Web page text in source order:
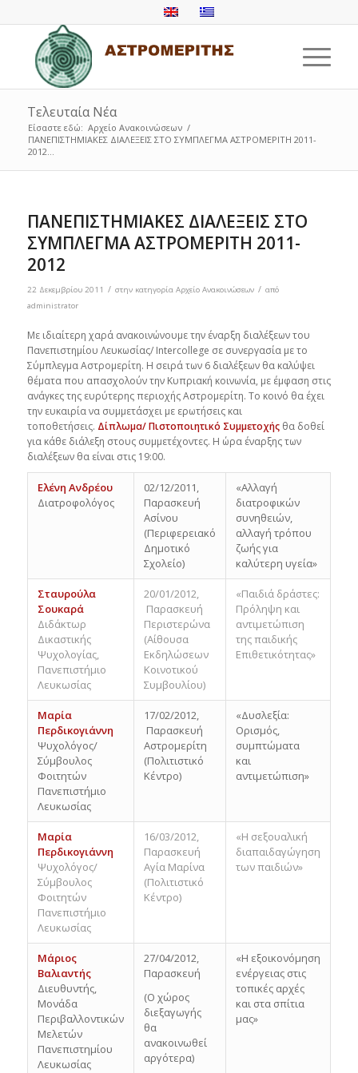
Τελευταία Νέα
Είσαστε εδώ: Αρχείο Ανακοινώσεων /
ΠΑΝΕΠΙΣΤΗΜΙΑΚΕΣ ΔΙΑΛΕΞΕΙΣ ΣΤΟ ΣΥΜΠΛΕΓΜΑ ΑΣΤΡΟΜΕΡΙΤΗ 2011-
2012...
ΠΑΝΕΠΙΣΤΗΜΙΑΚΕΣ ΔΙΑΛΕΞΕΙΣ ΣΤΟ
ΣΥΜΠΛΕΓΜΑ ΑΣΤΡΟΜΕΡΙΤΗ 2011-
2012
22 Δεκεμβρίου 2011 / στην κατηγορία Αρχείο Ανακοινώσεων / από
administrator
Με ιδιαίτερη χαρά ανακοινώνουμε την έναρξη διαλέξεων του
Πανεπιστημίου Λευκωσίας/ Intercollege σε συνεργασία με το
Σύμπλεγμα Αστρομερίτη. Η σειρά των 6 διαλέξεων θα καλύψει
θέματα που απασχολούν την Κυπριακή κοινωνία, με έμφαση στις
ανάγκες της ευρύτερης περιοχής Αστρομερίτη. Το κοινό θα έχει
την ευκαιρία να συμμετάσχει με ερωτήσεις και
τοποθετήσεις. Δίπλωμα/ Πιστοποιητικό Συμμετοχής θα δοθεί
για κάθε διάλεξη στους συμμετέχοντες. Η ώρα έναρξης των
διαλέξεων θα είναι στις 19:00.
Ελένη Ανδρέου
Διατροφολόγος
02/12/2011,
Παρασκευή
Ασίνου
(Περιφερειακό
Δημοτικό
Σχολείο)
«Αλλαγή
διατροφικών
συνηθειών,
αλλαγή τρόπου
ζωής για
καλύτερη υγεία»
Σταυρούλα
Σουκαρά
Διδάκτωρ
Δικαστικής
Ψυχολογίας,
Πανεπιστήμιο
Λευκωσίας
20/01/2012,
Παρασκευή
Περιστερώνα
(Αίθουσα
Εκδηλώσεων
Κοινοτικού
Συμβουλίου)
«Παιδιά δράστες:
Πρόληψη και
αντιμετώπιση
της παιδικής
Επιθετικότητας»
Μαρία
Περδικογιάννη
Ψυχολόγος/
Σύμβουλος
Φοιτητών
Πανεπιστήμιο
Λευκωσίας
17/02/2012,
Παρασκευή
Αστρομερίτη
(Πολιτιστικό
Κέντρο)
«Δυσλεξία:
Ορισμός,
συμπτώματα
και
αντιμετώπιση»
Μαρία
Περδικογιάννη
Ψυχολόγος/
Σύμβουλος
Φοιτητών
Πανεπιστήμιο
Λευκωσίας
16/03/2012,
Παρασκευή
Αγία Μαρίνα
(Πολιτιστικό
Κέντρο)
«Η σεξουαλική
διαπαιδαγώγηση
των παιδιών»
Μάριος
Βαλιαντής
Διευθυντής,
Μονάδα
Περιβαλλοντικών
Μελετών
Πανεπιστημίου
Λευκωσίας
27/04/2012,
Παρασκευή
(Ο χώρος
διεξαγωγής
θα
ανακοινωθεί
αργότερα)
«Η εξοικονόμηση
ενέργειας στις
τοπικές αρχές
και στα σπίτια
μας»